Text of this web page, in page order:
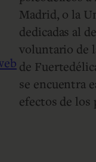
Madrid, o la
dedicadas al
voluntario de
de
se encuentra
efectos de los